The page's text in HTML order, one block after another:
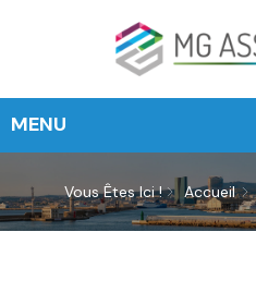
Vous Êtes Ici ! Accueil